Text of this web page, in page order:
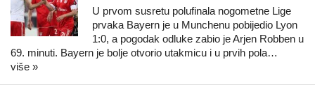
U prvom susretu polufinala nogometne Lige
prvaka Bayern je u Munchenu pobijedio Lyon
1:0, a pogodak odluke zabio je Arjen Robben u
69. minuti. Bayern je bolje otvorio utakmicu i u prvih pola…
više »